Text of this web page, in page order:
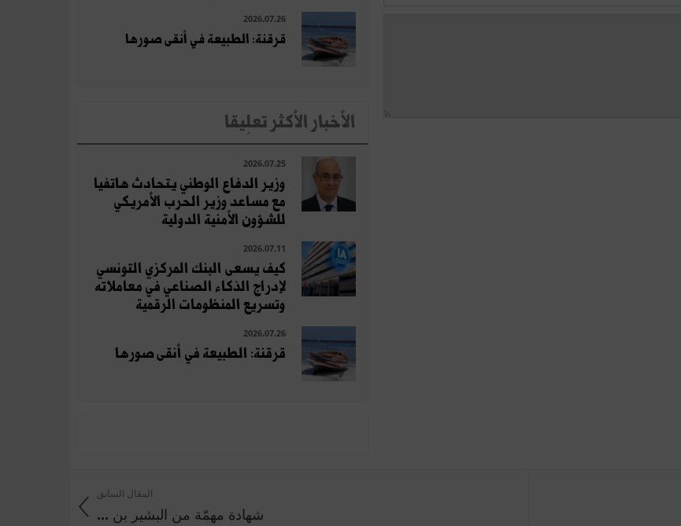
2026.07.26
قرقنة: الطبيعة في أنقى صورها
الأخبار الأكثر تعلِيقا
2026.07.25
وزير الدفاع الوطني يتحادث هاتفيا
مع مساعد وزير الحرب الأمريكي
للشؤون الأمنية الدولية
2026.07.11
كيف يسعى البنك المركزي التونسي
لإدراج الذكاء الصناعي في معاملاته
وتسريع المنظومات الرقمية
2026.07.26
قرقنة: الطبيعة في أنقى صورها
المقال السابق
شهادة مهمّة من البشير بن ...